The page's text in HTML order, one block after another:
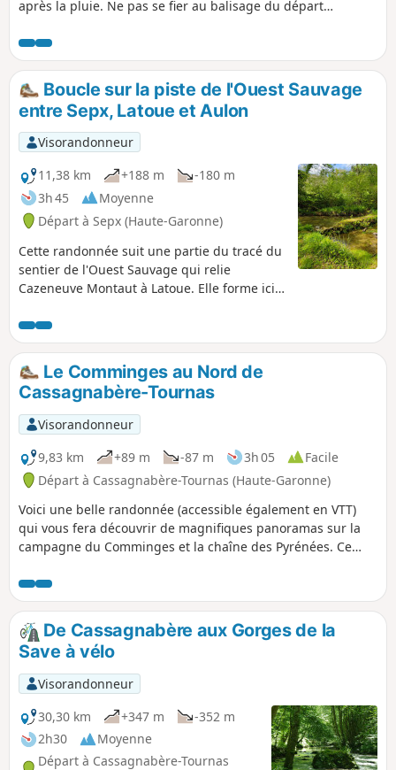
après la pluie. Ne pas se fier au balisage du départ
balisage est tout relatif, car croisant plusieurs itinéraires, se
fier à l'application et au descriptif. Quelques beaux points
de vue, car le cheminement est sur une ligne de crête
Boucle sur la piste de l'Ouest Sauvage
entre Sepx, Latoue et Aulon
Visorandonneur
11,38 km
+188 m
-180 m
3h 45
Moyenne
Départ à Sepx (Haute-Garonne)
Cette randonnée suit une partie du tracé du
sentier de l'Ouest Sauvage qui relie
Cazeneuve Montaut à Latoue. Elle forme ici
point de départ : le village de Sepx.
Le Comminges au Nord de
Cassagnabère-Tournas
Visorandonneur
9,83 km
+89 m -87 m 3h 05
Facile
Départ à Cassagnabère-Tournas (Haute-Garonne)
Voici une belle randonnée (accessible également en VTT)
qui vous fera découvrir de magnifiques panoramas sur la
campagne du Comminges et la chaîne des Pyrénées. Ce
fréquentées par les voitures et des chemins de terre ou
empierrés en bordure de champ, en lisière de forêt avec
même un passage à gué pour traverser la Nère.
De Cassagnabère aux Gorges de la
Save à vélo
Visorandonneur
30,30 km
+347 m
-352 m
2h30
Moyenne
Départ à Cassagnabère-Tournas